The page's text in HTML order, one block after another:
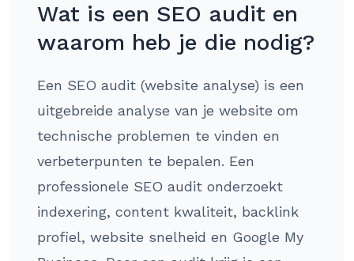
Wat is een SEO audit en
waarom heb je die nodig?
Een SEO audit (website analyse) is een
uitgebreide analyse van je website om
technische problemen te vinden en
verbeterpunten te bepalen. Een
professionele SEO audit onderzoekt
indexering, content kwaliteit, backlink
profiel, website snelheid en Google My